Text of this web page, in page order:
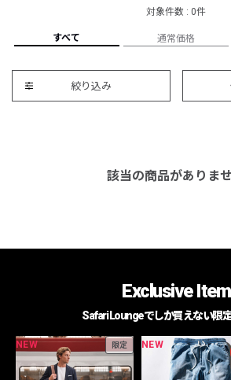
対象件数 : 0件
すべて 通常価格
絞り込み
該当の商品がありま
Exclusive Item
Safari Loungeでしか買えない限
NEW 限定 NEW